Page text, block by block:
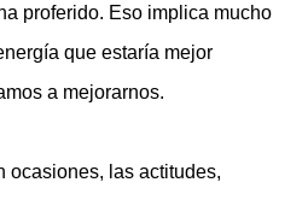
proferido. Eso implica mucho
que estaría mejor
a mejorarnos.
ocasiones, las actitudes,